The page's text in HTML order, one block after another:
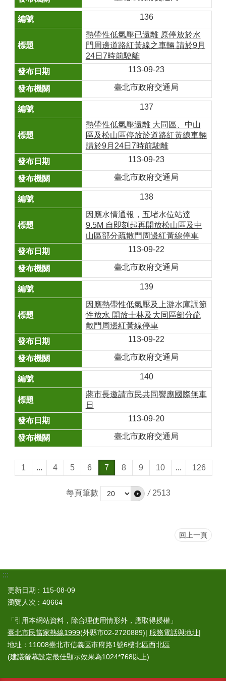
136
熱帶性低氣壓已遠離 原停放於水
門周邊道路紅黃線之車輛 請於9月
24日7時前駛離
113-09-23
臺北市政府交通局
137
熱帶性低氣壓遠離 大同區、中山
區及松山區停放於道路紅黃線車輛
請於9月24日7時前駛離
113-09-23
臺北市政府交通局
138
因應水情通報，五堵水位站達
9.5M 自即刻起再開放松山區及中
山區部分疏散門周邊紅黃線停車
113-09-22
臺北市政府交通局
139
因應熱帶性低氣壓及上游水庫調節
性放水 開放士林及大同區部分疏
散門周邊紅黃線停車
113-09-22
臺北市政府交通局
140
蔣市長邀請市民共同響應國際無車
日
113-09-20
臺北市政府交通局
1 ... 4 5 6 7 8 9 10 ... 126
每頁筆數 / 2513
回上一頁
:::
更新日期
115-08-09
瀏覽人次
40664
「引用本網站資料，除合理使用情形外，應取得授權」
臺北市民當家熱線1999(外縣市02-2720889)| 服務電話與地址|
地址：11008臺北市信義區市府路1號6樓北區西北區
(建議螢幕設定最佳顯示效果為1024*768以上)